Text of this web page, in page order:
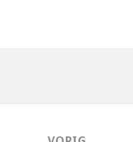
navigatie